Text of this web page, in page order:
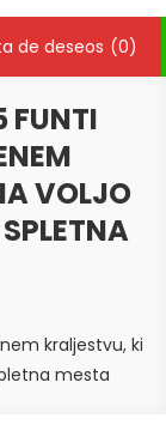
de deseos (0)
FUNTI
VOLJO
kraljestvu, ki
mesta